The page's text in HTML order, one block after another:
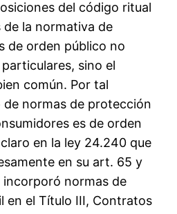
del código ritual
la normativa de
de orden público no
sino el
común. Por tal
normas de protección
es de orden
en la ley 24.240 que
en su art. 65 y
incorporó normas de
en el Título III, Contratos